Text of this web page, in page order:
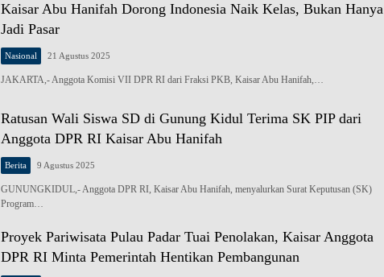
Kaisar Abu Hanifah Dorong Indonesia Naik Kelas, Bukan Hanya
Jadi Pasar
Nasional 21 Agustus 2025
JAKARTA,- Anggota Komisi VII DPR RI dari Fraksi PKB, Kaisar Abu Hanifah,…
Ratusan Wali Siswa SD di Gunung Kidul Terima SK PIP dari
Anggota DPR RI Kaisar Abu Hanifah
Berita 9 Agustus 2025
GUNUNGKIDUL,- Anggota DPR RI, Kaisar Abu Hanifah, menyalurkan Surat Keputusan (SK)
Program…
Proyek Pariwisata Pulau Padar Tuai Penolakan, Kaisar Anggota
DPR RI Minta Pemerintah Hentikan Pembangunan